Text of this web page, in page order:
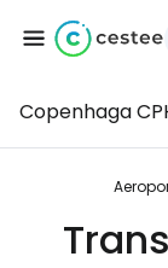
Copenhaga
...